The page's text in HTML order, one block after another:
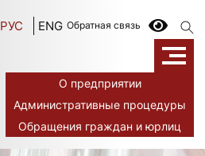
РУС ENG Обратная связь
О предприятии
Административные процедуры
Обращения граждан и юрлиц